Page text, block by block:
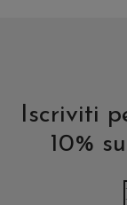
Iscriviti
10%